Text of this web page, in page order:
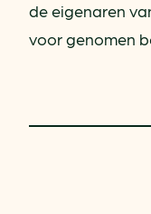
de eigenaren
voor genomen